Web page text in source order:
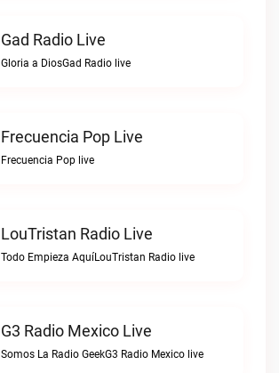
Gad Radio Live
Gloria a DiosGad Radio live
Frecuencia Pop Live
Frecuencia Pop live
LouTristan Radio Live
Todo Empieza AquíLouTristan Radio live
G3 Radio Mexico Live
Somos La Radio GeekG3 Radio Mexico live